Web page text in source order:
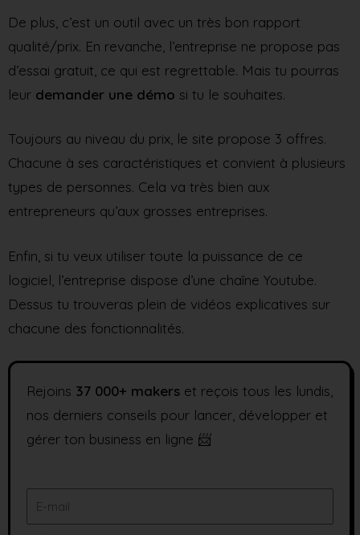
De plus, c’est un outil avec un très bon rapport
qualité/prix. En revanche, l’entreprise ne propose pas
d’essai gratuit, ce qui est regrettable. Mais tu pourras
leur demander une démo si tu le souhaites.
Toujours au niveau du prix, le site propose 3 offres.
Chacune à ses caractéristiques et convient à plusieurs
types de personnes. Cela va très bien aux
entrepreneurs qu’aux grosses entreprises.
Enfin, si tu veux utiliser toute la puissance de ce
logiciel, l’entreprise dispose d’une chaîne Youtube.
Dessus tu trouveras plein de vidéos explicatives sur
chacune des fonctionnalités.
Rejoins 37 000+ makers et reçois tous les lundis,
nos derniers conseils pour lancer, développer et
gérer ton business en ligne 📨
E-
mail